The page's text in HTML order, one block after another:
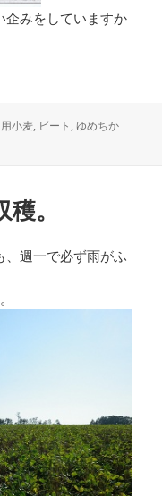
みをしていますか
小麦, ビート ,ゆめちか
。
、週一で必ず雨がふ